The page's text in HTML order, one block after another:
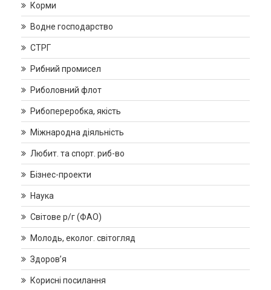
Корми
Водне господарство
СТРГ
Рибний промисел
Риболовний флот
Рибопереробка, якість
Міжнародна діяльність
Любит. та спорт. риб-во
Бізнес-проекти
Наука
Світове р/г (ФАО)
Молодь, еколог. світогляд
Здоров’я
Корисні посилання